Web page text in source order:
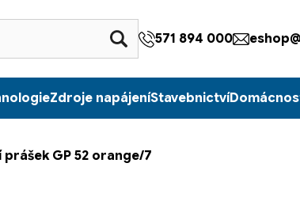
571 894 000
Zdroje napájeníStavebnictví
prášek GP 52 orange/7